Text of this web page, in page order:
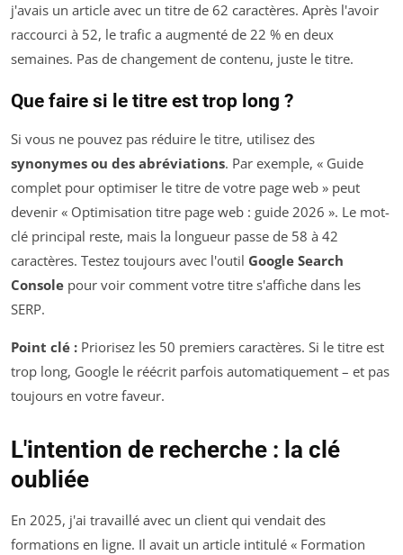
j'avais un article avec un titre de 62 caractères. Après l'avoir
raccourci à 52, le trafic a augmenté de 22 % en deux
semaines. Pas de changement de contenu, juste le titre.
Que faire si le titre est trop long ?
Si vous ne pouvez pas réduire le titre, utilisez des
synonymes ou des abréviations. Par exemple, « Guide
complet pour optimiser le titre de votre page web » peut
devenir « Optimisation titre page web : guide 2026 ». Le mot-
clé principal reste, mais la longueur passe de 58 à 42
caractères. Testez toujours avec l'outil Google Search
Console pour voir comment votre titre s'affiche dans les
SERP.
Point clé : Priorisez les 50 premiers caractères. Si le titre est
trop long, Google le réécrit parfois automatiquement – et pas
toujours en votre faveur.
L'intention de recherche : la clé
oubliée
En 2025, j'ai travaillé avec un client qui vendait des
formations en ligne. Il avait un article intitulé « Formation